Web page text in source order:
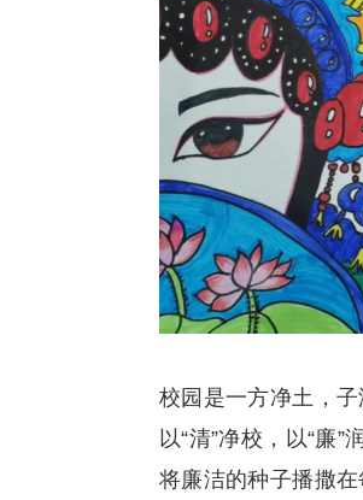
校园是一方净土，
以“清”净校，以“廉
将廉洁的种子播撒在